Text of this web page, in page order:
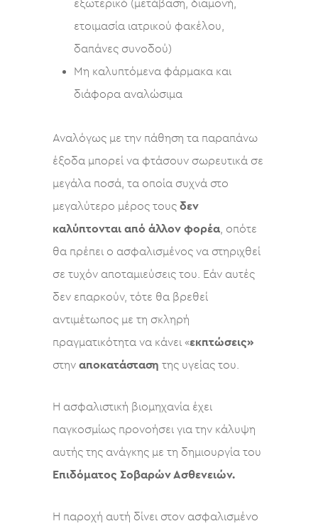
εξωτερικό (μετάβαση, διαμονή,
ετοιμασία ιατρικού φακέλου,
δαπάνες συνοδού)
Μη καλυπτόμενα φάρμακα και
διάφορα αναλώσιμα
Αναλόγως με την πάθηση τα παραπάνω
έξοδα μπορεί να φτάσουν σωρευτικά σε
μεγάλα ποσά, τα οποία συχνά στο
μεγαλύτερο μέρος τους δεν
καλύπτονται από άλλον φορέα, οπότε
θα πρέπει ο ασφαλισμένος να στηριχθεί
σε τυχόν αποταμιεύσεις του. Εάν αυτές
δεν επαρκούν, τότε θα βρεθεί
αντιμέτωπος με τη σκληρή
πραγματικότητα να κάνει «εκπτώσεις»
στην αποκατάσταση της υγείας του.
Η ασφαλιστική βιομηχανία έχει
παγκοσμίως προνοήσει για την κάλυψη
αυτής της ανάγκης με τη δημιουργία του
Επιδόματος Σοβαρών Ασθενειών.
Η παροχή αυτή δίνει στον ασφαλισμένο